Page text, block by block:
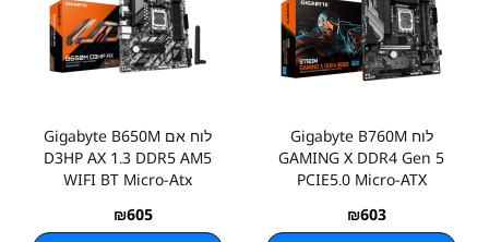
לוח Gigabyte B760M
GAMING X DDR4 Gen 5
PCIE5.0 Micro-ATX
₪603
לוח אם Gigabyte B650M
D3HP AX 1.3 DDR5 AM5
WIFI BT Micro-Atx
₪605